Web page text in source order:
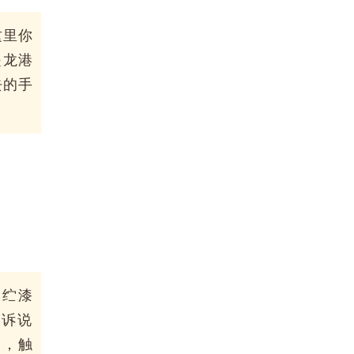
你
港
手
漆
说
触